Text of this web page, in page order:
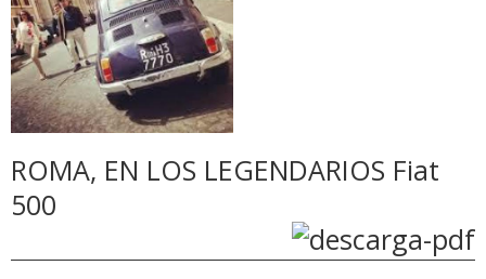
ROMA, EN LOS LEGENDARIOS Fiat
500